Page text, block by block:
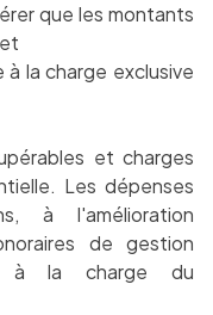
que les montants
la charge exclusive
et charges
Les dépenses
à l'amélioration
de gestion
à la charge du